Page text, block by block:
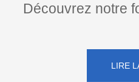
Découvrez notre
LIRE